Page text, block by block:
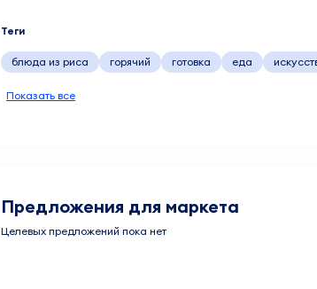
Теги
блюда из риса горячий готовка еда
Показать все
Предложения для маркета
Целевых предложений пока нет